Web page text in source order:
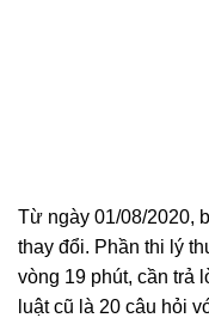
Từ ngày 01/08/2020,
thay đổi. Phần thi lý
vòng 19 phút, cần trả
luật cũ là 20 câu hỏi